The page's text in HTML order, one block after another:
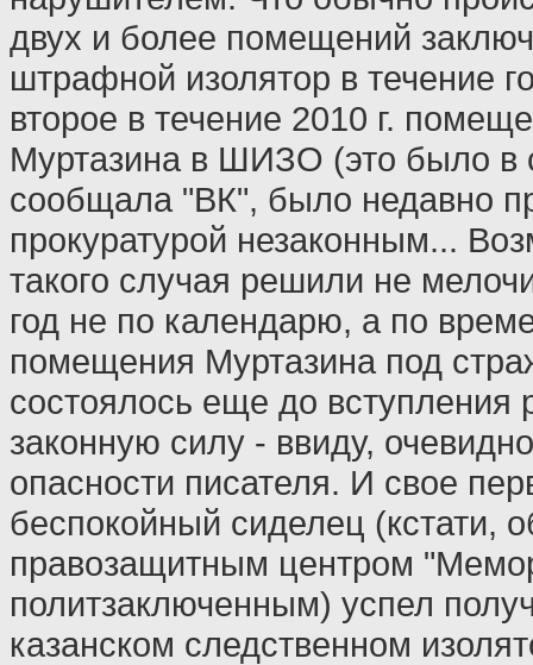
двух и более помещений
штрафной изолятор в течение
второе в течение 2010 г.
Муртазина в ШИЗО (это было в
сообщала "ВК", было недавно
прокуратурой незаконным...
такого случая решили не
год не по календарю, а по
помещения Муртазина под
состоялось еще до вступления
законную силу - ввиду,
опасности писателя. И свое
беспокойный сиделец (кстати,
правозащитным центром
политзаключенным) успел
казанском следственном